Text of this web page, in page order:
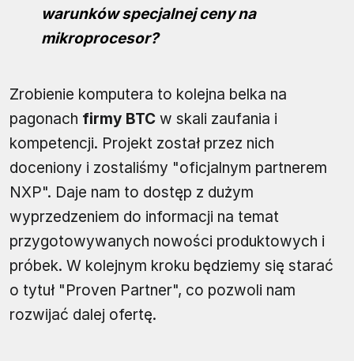
warunków specjalnej ceny na
mikroprocesor?
Zrobienie komputera to kolejna belka na
pagonach firmy BTC w skali zaufania i
kompetencji. Projekt został przez nich
doceniony i zostaliśmy "oficjalnym partnerem
NXP". Daje nam to dostęp z dużym
wyprzedzeniem do informacji na temat
przygotowywanych nowości produktowych i
próbek. W kolejnym kroku będziemy się starać
o tytuł "Proven Partner", co pozwoli nam
rozwijać dalej ofertę.